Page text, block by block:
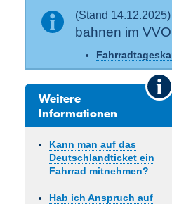
(Stand 14.12.2025)
bahnen im
Weitere
Informationen
Kann man auf das
Deutschland­ticket ein
Fahrrad mitnehmen?
Hab ich Anspruch auf